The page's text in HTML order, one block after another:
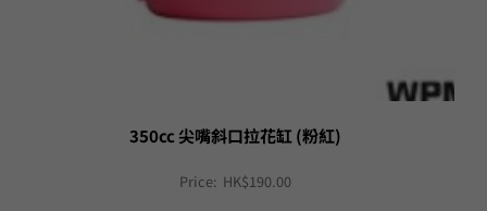
350cc 尖嘴斜口拉花缸 (粉紅)
Price: HK$190.00